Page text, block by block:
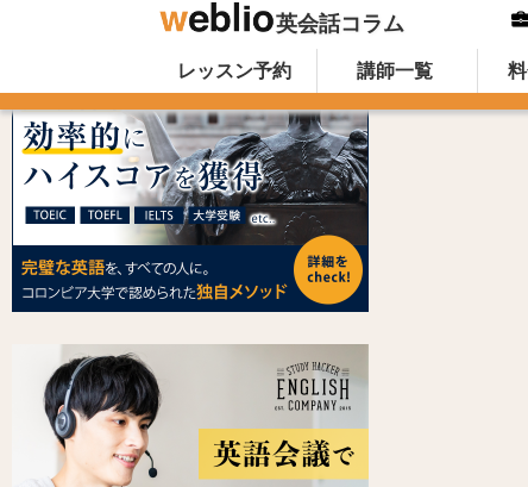
英会話コラム
オンライン英会話のWeblio英会話コ
Skip to content
レッスン予約 講師一覧